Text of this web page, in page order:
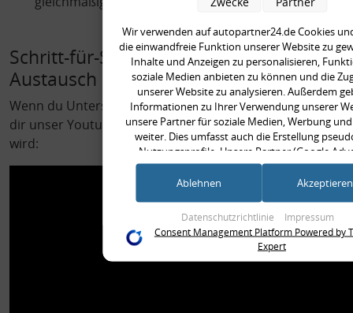
Schritt-für-Schritt-Anleitung zum
Austausch
Wenn du Unterstützung beim Wechsel benötigst, hilft
dir unser Youtube-Video, in dem alles genau erklärt
wird:
Wir verwenden auf autopartner24.de Cookies
die einwandfreie Funktion unserer Website zu
Inhalte und Anzeigen zu personalisieren,
soziale Medien anbieten zu können und die
unserer Website zu analysieren. Außerdem
Informationen zu Ihrer Verwendung unserer
unsere Partner für soziale Medien, Werbung
weiter. Dies umfasst auch die Erstellung
Nutzungsprofile. Unsere Partner (Google
Products) führen diese Informationen
weiteren Daten zusammen, die Sie ihnen
im Rahmen Ihrer Nutzung der Dienste
(bspw. Nutzungsdaten anderer Geräte). Ihre
Nutzung von Cookies und Pixeln können Sie
widerrufen, indem Sie auf den Datenschutz-
Datenschutzrichtlinie Impressum
Ablehnen Akzeptieren
Consent Management Platform Powered by
Expert